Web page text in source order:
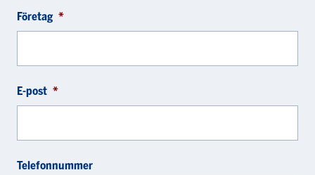
Företag *
E-post *
Telefonnummer